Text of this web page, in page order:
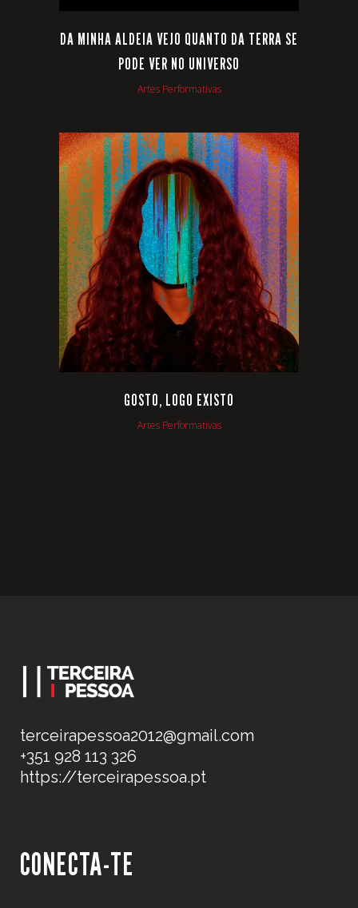
DA MINHA ALDEIA VEJO QUANTO DA TERRA SE
PODE VER NO UNIVERSO
Artes Performativas
VIEW
GOSTO, LOGO EXISTO
Artes Performativas
terceirapessoa2012@gmail.com
+351 928 113 326
https://terceirapessoa.pt
CONECTA-TE